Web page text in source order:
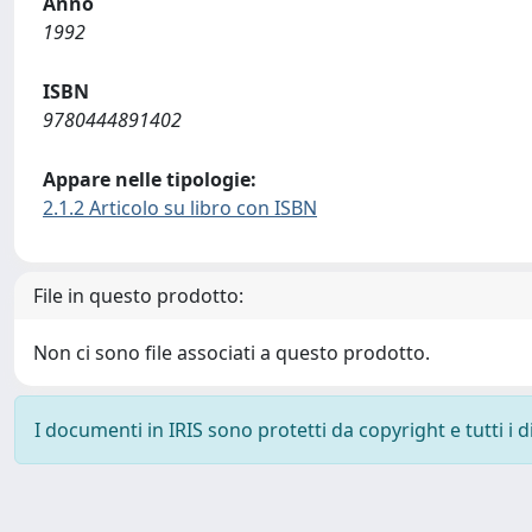
1992
ISBN
9780444891402
Appare nelle tipologie:
2.1.2 Articolo su libro con ISBN
File in questo prodotto:
Non ci sono file associati a questo prodotto.
I documenti in IRIS sono protetti da copyright e tutti i